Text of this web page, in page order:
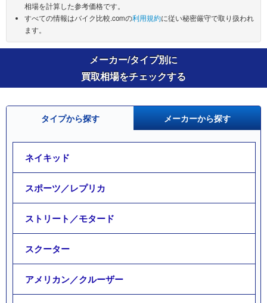
相場を計算した参考価格です。
すべての情報はバイク比較.comの利用規約に従い秘密厳守で取り扱われ
ます。
メーカー/タイプ別に
買取相場をチェックする
タイプから探す メーカーから探す
ネイキッド
スポーツ／レプリカ
ストリート／モタード
スクーター
アメリカン／クルーザー